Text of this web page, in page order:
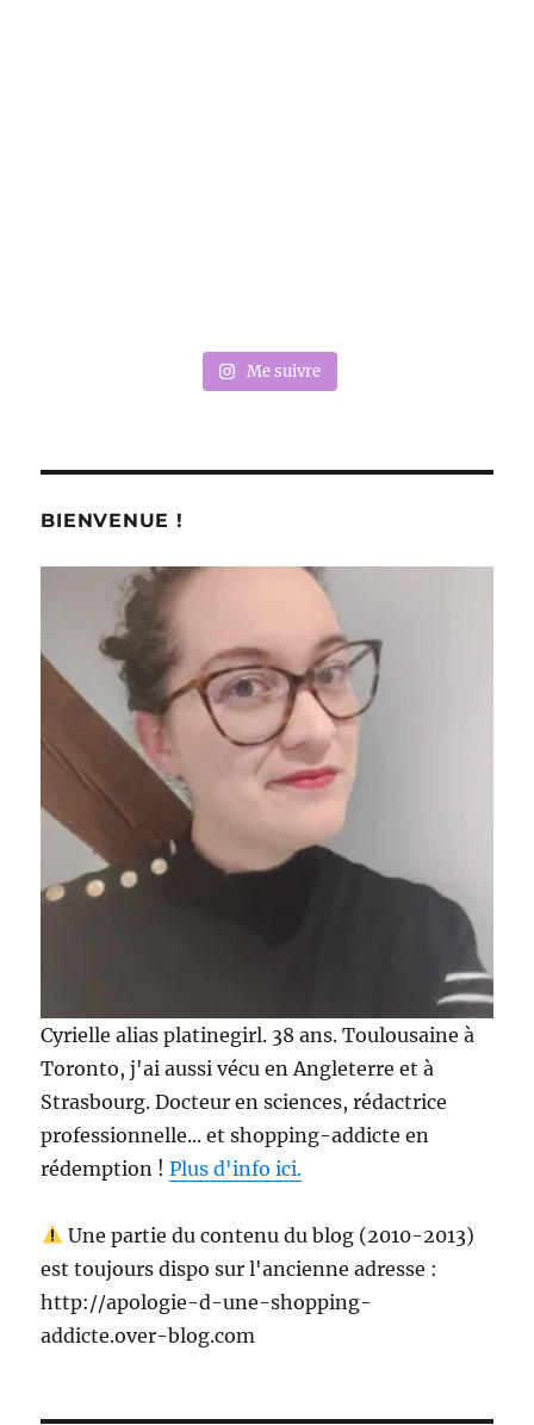
Me suivre
BIENVENUE !
Cyrielle alias platinegirl. 38 ans. Toulousaine à
Toronto, j'ai aussi vécu en Angleterre et à
Strasbourg. Docteur en sciences, rédactrice
professionnelle... et shopping-addicte en
rédemption !Plus d'info ici.
Une partie du contenu du blog (2010-2013)
est toujours dispo sur l'ancienne adresse :
http://apologie-d-une-shopping-
addicte.over-blog.com